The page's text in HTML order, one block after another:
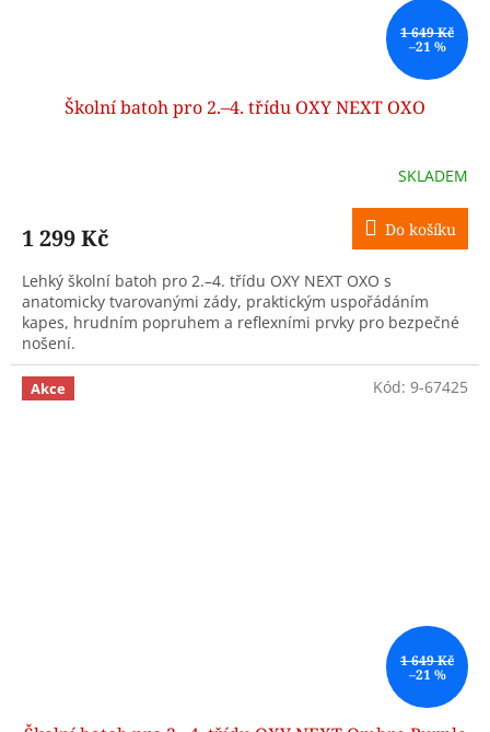
1 649 Kč
–21 %
Školní batoh pro 2.–4. třídu OXY NEXT OXO
SKLADEM
1 299 Kč Do košíku
Lehký školní batoh pro 2.–4. třídu OXY NEXT OXO s
anatomicky tvarovanými zády, praktickým uspořádáním
kapes, hrudním popruhem a reflexními prvky pro bezpečné
nošení.
Akce
1 649 Kč
–21 %
Kód: 9-67425